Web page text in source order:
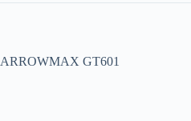
ARROWMAX GT601